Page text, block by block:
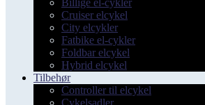
Billige el-cykler
Cruiser elcykel
City elcykler
Fatbike el-cykler
Foldbar elcykel
Hybrid elcykel
Tilbehør
Controller til elcykel
Cykelsadler